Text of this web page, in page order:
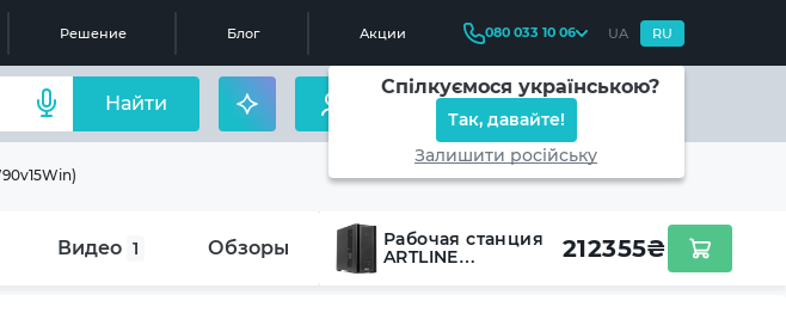
Решение Блог Акции 080 033 10 06 UA RU
Спілкуємося українською?
Так, давайте!
Залишити російську
Найти
Видео 1 Обзоры
Рабочая станция
ARTLINE
212355₴